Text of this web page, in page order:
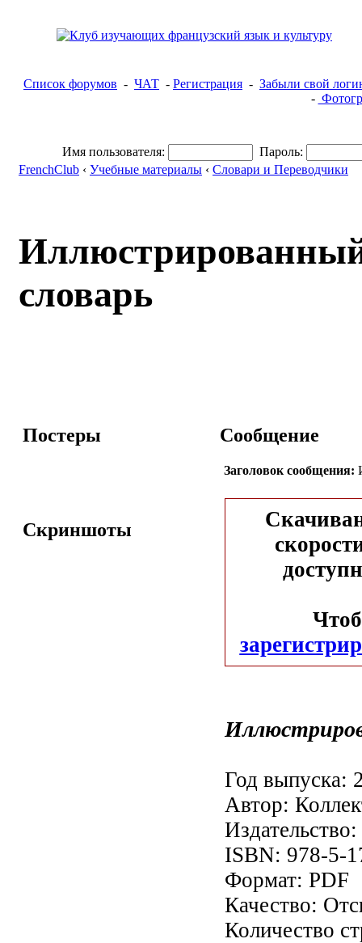
Список форумов - ЧАТ - Регистрация - Забыли свой
-
Имя пользователя:
Пароль:
FrenchClub ‹ Учебные материалы ‹ Словари и Переводчики
словарь
Постеры
Скриншоты
Сообщение
Заголовок сообщения:
Год выпуска:
Автор:
ISBN: 978-5-
Формат: PDF
Качество:
Количество